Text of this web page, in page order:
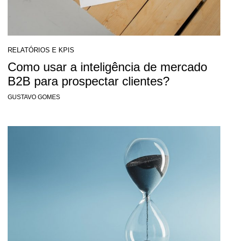
RELATÓRIOS E KPIS
Como usar a inteligência de mercado
B2B para prospectar clientes?
GUSTAVO GOMES